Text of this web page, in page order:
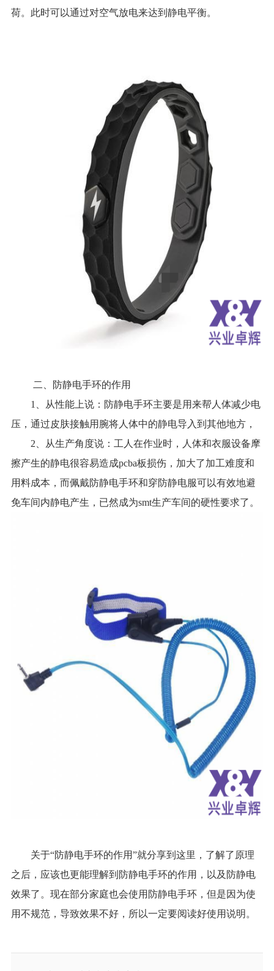
荷。此时可以通过对空气放电来达到静电平衡。
二、防静电手环的作用
1、从性能上说：防静电手环主要是用来帮人体减少电
压，通过皮肤接触用腕将人体中的静电导入到其他地方，
2、从生产角度说：工人在作业时，人体和衣服设备摩
擦产生的静电很容易造成pcba板损伤，加大了加工难度和
用料成本，而佩戴防静电手环和穿防静电服可以有效地避
免车间内静电产生，已然成为smt生产车间的硬性要求了。
关于“防静电手环的作用”就分享到这里，了解了原理
之后，应该也更能理解到防静电手环的作用，以及防静电
效果了。现在部分家庭也会使用防静电手环，但是因为使
用不规范，导致效果不好，所以一定要阅读好使用说明。